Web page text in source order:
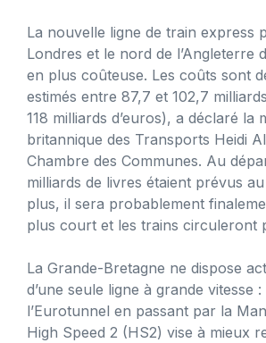
La nouvelle ligne de train express
Londres et le nord de l’Angleterre
en plus coûteuse. Les coûts sont
estimés entre 87,7 et 102,7
118 milliards d’euros), a déclaré la
britannique des Transports Heidi
Chambre des Communes. Au
milliards de livres étaient prévus
plus, il sera probablement
plus court et les trains circuleront
La Grande-Bretagne ne dispose
d’une seule ligne à grande vitesse
l’Eurotunnel en passant par la
High Speed ​​​​2 (HS2) vise à mieux